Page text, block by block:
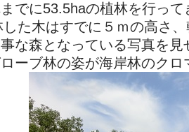
でに53.5haの植林を行って
た木はすでに５ｍの高さ
な森となっている写真を
ーブ林の姿が海岸林のク